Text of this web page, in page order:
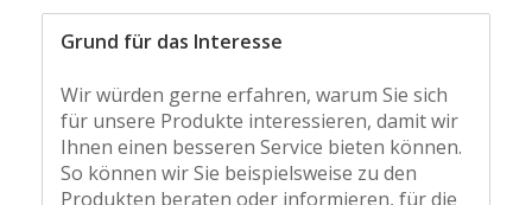
Grund für das Interesse
Wir würden gerne erfahren, warum Sie sich
für unsere Produkte interessieren, damit wir
Ihnen einen besseren Service bieten können.
So können wir Sie beispielsweise zu den
Produkten beraten oder informieren, für die